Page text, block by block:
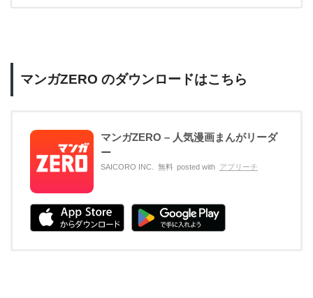
マンガZERO のダウンロードはこちら
マンガZERO – 人気漫画まんがリーダ
ー
SAICORO INC. 無料 posted with アプリーチ